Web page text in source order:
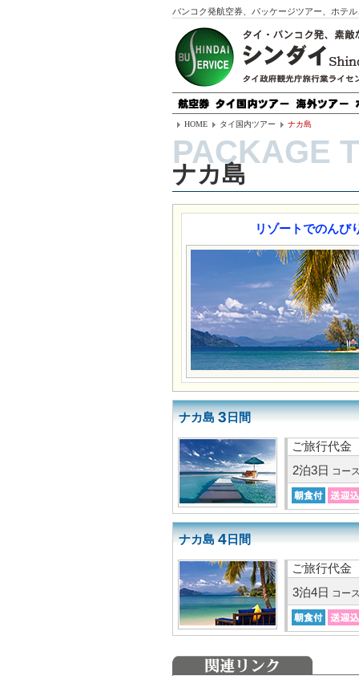
バンコク発航空券、パッケージツアー、ホテ
HOME タイ国内ツアー ナカ島
ナカ島
リゾートでのんび
ナカ島3日間
ご旅行代金
2泊3日 コー
ナカ島4日間
ご旅行代金
3泊4日 コー